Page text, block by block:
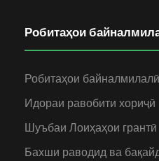
Робитаҳои
Робитаҳои байналмилалӣ
Идораи равобити хориҷӣ
Шуъбаи Лоиҳаҳои грантӣ
Бахши раводид ва